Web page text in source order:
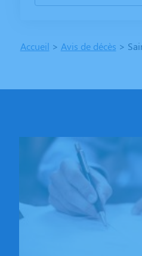
Accueil > Avis de décès >